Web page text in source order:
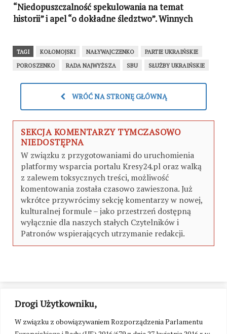
Drogi Użytkowniku,
W związku z obowiązywaniem Rozporządzenia Parlamentu
“Niedopuszczalność spekulowania na temat
historii” i apel “o dokładne śledztwo”. Winnych
TAGI KOŁOMOJSKI NAŁYWAJCZENKO
PARTIE UKRAIŃSKIE
POROSZENKO
RADA NAJWYŻSZA SBU SŁUŻBY UKRAIŃSKIE
WRÓĆ NA STRONĘ GŁÓWNĄ
SEKCJA KOMENTARZY TYMCZASOWO
NIEDOSTĘPNA
W związku z przygotowaniami do uruchomienia
platformy wsparcia portalu Kresy24.pl oraz walką
z zalewem toksycznych treści, możliwość
komentowania została czasowo zawieszona. Już
wkrótce przywrócimy sekcję komentarzy w nowej,
kulturalnej formule – jako przestrzeń dostępną
wyłącznie dla naszych stałych Czytelników i
Patronów wspierających utrzymanie redakcji.